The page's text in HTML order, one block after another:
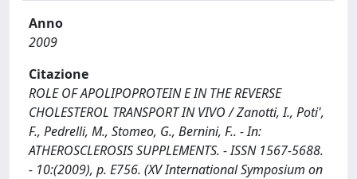
Anno
2009
Citazione
ROLE OF APOLIPOPROTEIN E IN THE REVERSE
CHOLESTEROL TRANSPORT IN VIVO / Zanotti, I., Poti',
F., Pedrelli, M., Stomeo, G., Bernini, F.. - In:
ATHEROSCLEROSIS SUPPLEMENTS. - ISSN 1567-5688.
- 10:(2009), p. E756. (XV International Symposium on